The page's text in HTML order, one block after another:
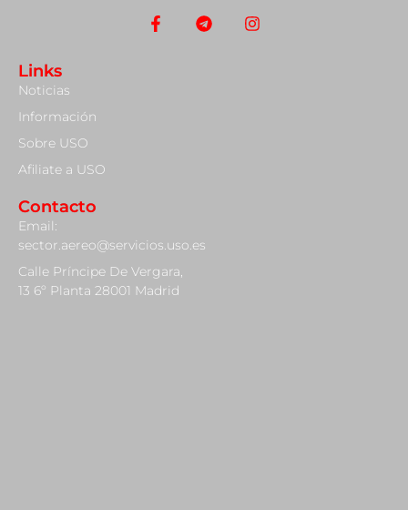
Links
Noticias
Información
Sobre USO
Afiliate a USO
Contacto
Email:
sector.aereo@servicios.uso.es
Calle Príncipe De Vergara,
13 6º Planta 28001 Madrid